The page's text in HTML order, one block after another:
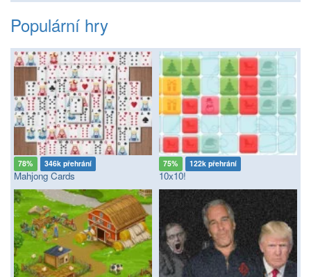
Populární hry
78% 346k přehrání
Mahjong Cards
75% 122k přehrání
10x10!